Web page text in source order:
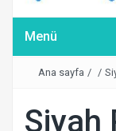
Menü
Ana sayfa / /
Siyah